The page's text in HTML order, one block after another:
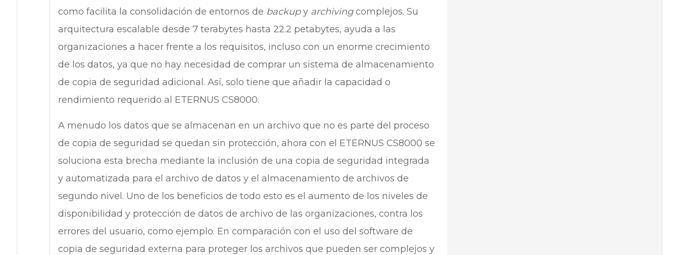
como facilita la consolidación de entornos de backupy archivingcomplejos. Su
arquitectura escalable desde 7 terabytes hasta 22.2 petabytes, ayuda a las
organizaciones a hacer frente a los requisitos, incluso con un enorme crecimiento
de los datos, ya que no hay necesidad de comprar un sistema de almacenamiento
de copia de seguridad adicional. Así, solo tiene que añadir la capacidad o
rendimiento requerido al ETERNUS CS8000.
A menudo los datos que se almacenan en un archivo que no es parte del proceso
de copia de seguridad se quedan sin protección, ahora con el ETERNUS CS8000 se
soluciona esta brecha mediante la inclusión de una copia de seguridad integrada
y automatizada para el archivo de datos y el almacenamiento de archivos de
segundo nivel. Uno de los beneficios de todo esto es el aumento de los niveles de
disponibilidad y protección de datos de archivo de las organizaciones, contra los
errores del usuario, como ejemplo. En comparación con el uso del software de
copia de seguridad externa para proteger los archivos que pueden ser complejos y